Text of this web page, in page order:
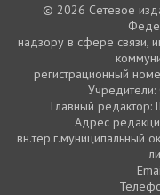
© 2026 Сетевое
надзору в сфере связи,
регистрационный
Главный
Адрес
вн.тер.г.муниципальный